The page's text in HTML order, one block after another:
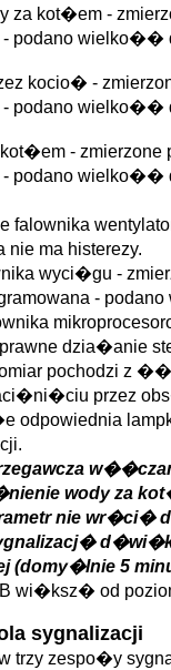
za kot�em -
- podano
kocio� -
- podano
-
- podano
falownika
ma histerezy.
wyci�gu -
-
dzia�anie
pochodzi z
przez
odpowiednia
wody za
nie wr�ci�
5
wi�ksz� od
sygnalizacji
trzy zespo�y